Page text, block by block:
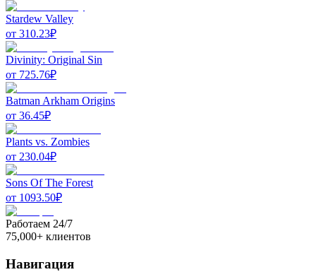
Stardew Valley
от 310.23₽
Divinity: Original Sin
от 725.76₽
Batman Arkham Origins
от 36.45₽
Plants vs. Zombies
от 230.04₽
Sons Of The Forest
от 1093.50₽
Работаем 24/7
75,000+ клиентов
Навигация